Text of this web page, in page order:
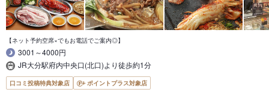
【ネット予約空席×でもお電話でご案内◎】
3001～4000円
JR大分駅府内中央口(北口)より徒歩約1分
口コミ投稿特典対象店 ポイントプラス対象店